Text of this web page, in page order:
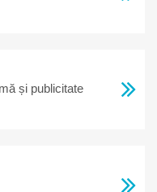
și publicitate